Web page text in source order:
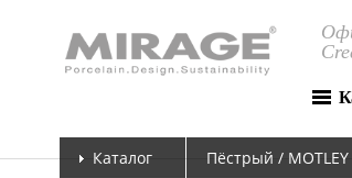
Каталог Пёстрый / MOTLEY